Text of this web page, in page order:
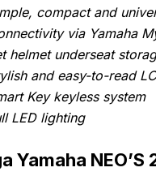
compact and
via Yamaha
helmet underseat
and easy-to-read
Key keyless system
LED lighting
Yamaha NEO’S